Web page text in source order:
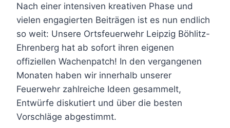
Nach einer intensiven kreativen Phase und
vielen engagierten Beiträgen ist es nun endlich
so weit: Unsere Ortsfeuerwehr Leipzig Böhlitz-
Ehrenberg hat ab sofort ihren eigenen
offiziellen Wachenpatch! In den vergangenen
Monaten haben wir innerhalb unserer
Feuerwehr zahlreiche Ideen gesammelt,
Entwürfe diskutiert und über die besten
Vorschläge abgestimmt.